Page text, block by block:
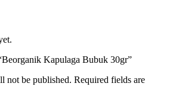
Kapulaga Bubuk 30gr”
not be published. Required fields are